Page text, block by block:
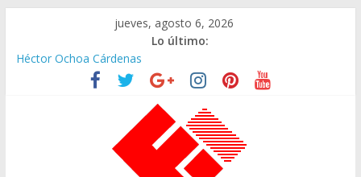
contenido
jueves, agosto 6, 2026
Lo último:
Héctor Ochoa Cárdenas
Ministra de Cultura y Centro de Historia de Envigado
De Cara al Porvenir, Pedro Juan González
Juicios, Alfredo Vanegas Montoya
CENTRO DE HISTORIA, ENVIGADEÑO EJEMPLAR, CATEGORÍA